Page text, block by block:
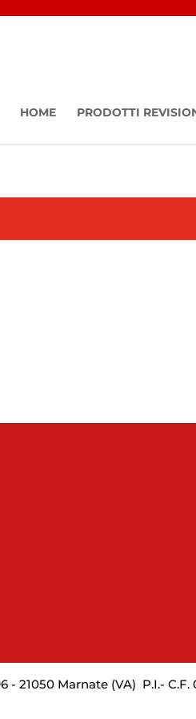
HOME PRODOTTI
- 21050 Marnate (VA) P.I.-